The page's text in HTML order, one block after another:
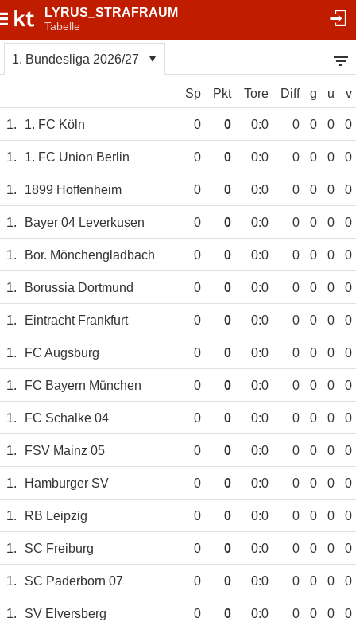
LYRUS_STRAFRAUM
Tabelle
1. Bundesliga 2026/27
Sp Pkt Tore Diff g u v
1. 1. FC Köln 0 0 0:0 0 0 0 0
1. 1. FC Union Berlin 0 0 0:0 0 0 0 0
1. 1899 Hoffenheim 0 0 0:0 0 0 0 0
1. Bayer 04 Leverkusen 0 0 0:0 0 0 0 0
1. Bor. Mönchengladbach 0 0 0:0 0 0 0 0
1. Borussia Dortmund 0 0 0:0 0 0 0 0
1. Eintracht Frankfurt 0 0 0:0 0 0 0 0
1. FC Augsburg 0 0 0:0 0 0 0 0
1. FC Bayern München 0 0 0:0 0 0 0 0
1. FC Schalke 04 0 0 0:0 0 0 0 0
1. FSV Mainz 05 0 0 0:0 0 0 0 0
1. Hamburger SV 0 0 0:0 0 0 0 0
1. RB Leipzig 0 0 0:0 0 0 0 0
1. SC Freiburg 0 0 0:0 0 0 0 0
1. SC Paderborn 07 0 0 0:0 0 0 0 0
1. SV Elversberg 0 0 0:0 0 0 0 0